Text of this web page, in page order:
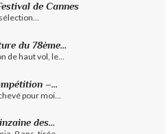
de Cannes
du 78ème...
de haut vol, le...
–...
pour moi...
des...